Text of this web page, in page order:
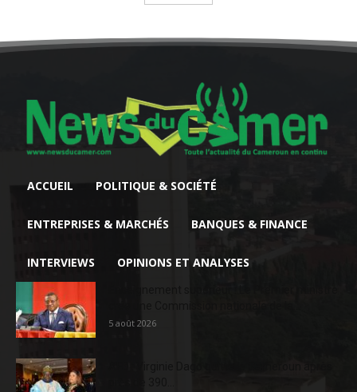
ACCUEIL POLITIQUE & SOCIÉTÉ
ENTREPRISES & MARCHÉS BANQUES & FINANCE
INTERVIEWS OPINIONS ET ANALYSES
5 août 2026